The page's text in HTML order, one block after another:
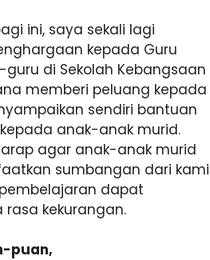
ini, saya sekali lagi
kepada Guru
di Sekolah Kebangsaan
memberi peluang kepada
sendiri bantuan
anak-anak murid.
agar anak-anak murid
sumbangan dari kami
dapat
kekurangan.
puan,